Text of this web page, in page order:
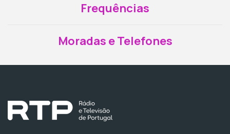
Frequências
Moradas e Telefones